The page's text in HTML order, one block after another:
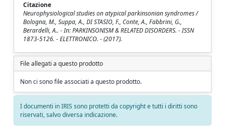
Citazione
Neurophysiological studies on atypical parkinsonian syndromes /
Bologna, M., Suppa, A., DI STASIO, F., Conte, A., Fabbrini, G.,
Berardelli, A.. - In: PARKINSONISM & RELATED DISORDERS. - ISSN
1873-5126. - ELETTRONICO. - (2017).
File allegati a questo prodotto
Non ci sono file associati a questo prodotto.
I documenti in IRIS sono protetti da copyright e tutti i diritti sono
riservati, salvo diversa indicazione.